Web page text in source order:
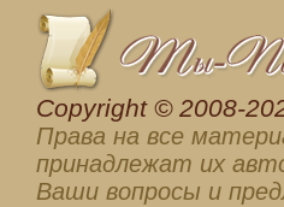
Сopyright © 2008-
Права на все
принадлежат их
Ваши вопросы и